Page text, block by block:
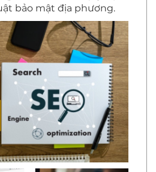
bảo mật địa phương.